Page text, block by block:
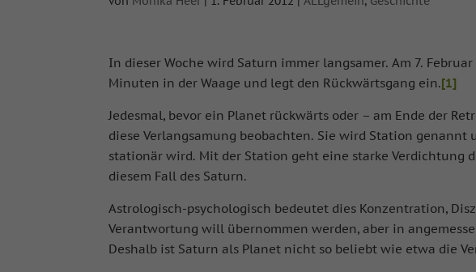
In dieser Woche wird Saturn immer langsamer. Am 7.
Minuten in der Waage und legt den Rückwärtsgang ein.[1]
Jedesmal, bevor ein Planet rückwärts oder – am Ende der
diese Verlangsamung beobachten. Sie wird Station genannt
stationär wird. Mit der Station geht eine starke Verdichtung
diesem Fall des Saturn.
Astrologisch-psychologisch bedeutet dies Konzentration,
Verantwortung will übernommen werden, aber in
Deshalb ist Saturn als Planet nicht so beliebt wie etwa die